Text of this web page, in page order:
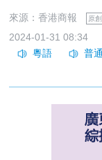
來源：香港商報 原創
2024-01-31 08:34